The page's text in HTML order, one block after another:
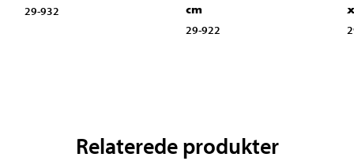
29-932
cm
29-922
Relaterede produkter